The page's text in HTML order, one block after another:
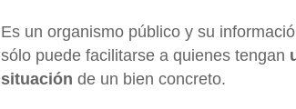
Es un organismo público y su
sólo puede facilitarse a quienes tengan
situación de un bien concreto.